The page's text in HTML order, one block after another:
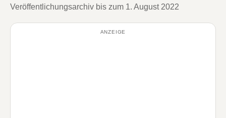
Veröffentlichungsarchiv bis zum 1. August 2022
ANZEIGE